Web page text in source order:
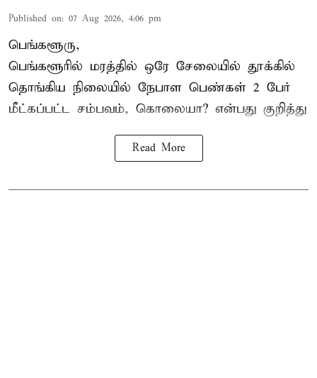
Published on: 07 Aug 2026, 4:06 pm
பெங்களூரு,
பெங்களூரில் மரத்தில் ஒரே சேலையில் தூக்கில்
தொங்கிய நிலையில் நேபாள பெண்கள் 2 பேர்
மீட்கப்பட்ட சம்பவம், கொலையா? என்பது குறித்து
Read More